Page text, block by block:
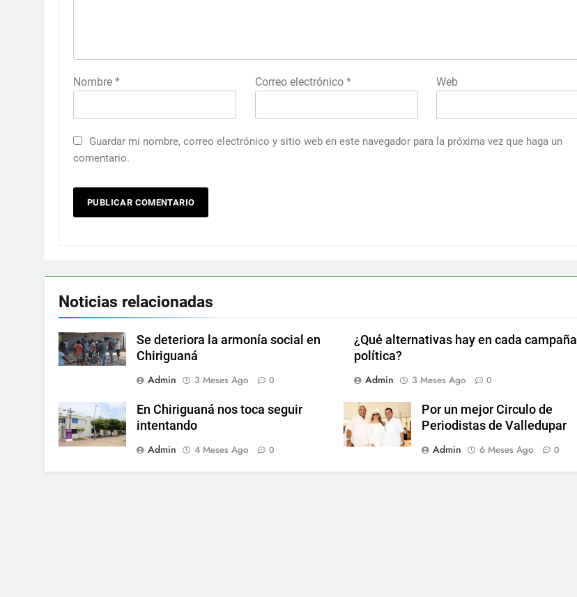
Nombre * Correo electrónico * Web
Guardar mi nombre, correo electrónico y sitio web en este navegador para la próxima vez que haga un
comentario.
Noticias relacionadas
Se deteriora la armonía social en
Chiriguaná
Admin
3 Meses Ago 0
¿Qué alternativas hay en cada campaña
política?
Admin
3 Meses Ago 0
En Chiriguaná nos toca seguir
intentando
Admin
4 Meses Ago 0
Por un mejor Circulo de
Periodistas de Valledupar
Admin
6 Meses Ago 0